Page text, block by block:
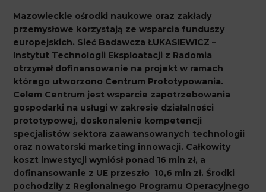
Mazowieckie ośrodki naukowe oraz zakłady
przemysłowe korzystają ze wsparcia funduszy
europejskich. Sieć Badawcza ŁUKASIEWICZ –
Instytut Technologii Eksploatacji z Radomia
otrzymał dofinansowanie na projekt w ramach
którego utworzono Centrum Prototypowania.
Celem Centrum jest wsparcie zapotrzebowania
gospodarki na usługi w zakresie działalności
prototypowej, doskonalenie kompetencji
specjalistów sektora zaawansowanych technologii
oraz nowatorski marketing innowacji. Całkowity
koszt inwestycji wyniósł ponad 16 mln zł, a
dofinansowanie z UE przeszło 10,6 mln zł. Środki
pochodziły z Regionalnego Programu Operacyjnego